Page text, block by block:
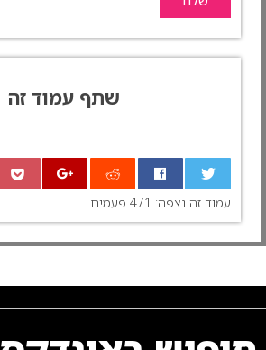
שתף עמוד זה
0
עמוד זה נצפה: 471 פעמים